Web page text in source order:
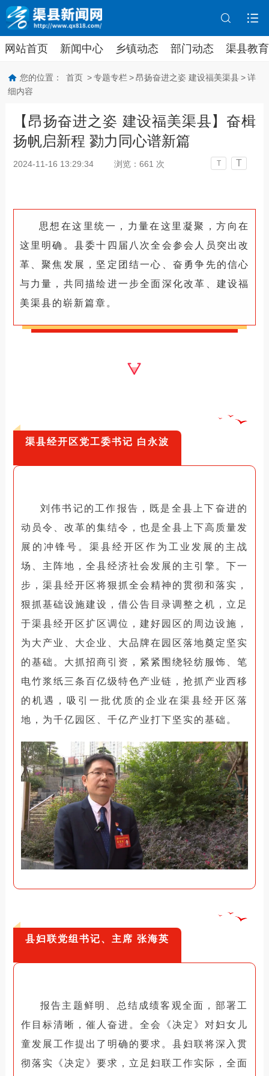
网站首页 新闻中心 乡镇动态 部门动态 渠县教育
您的位置： 首页 > 专题专栏 > 昂扬奋进之姿 建设福美渠县 > 详
细内容
【昂扬奋进之姿 建设福美渠县】奋楫
扬帆启新程 勠力同心谱新篇
2024-11-16 13:29:34 浏览： 661 次 T T
思想在这里统一，力量在这里凝聚，方向在
这里明确。县委十四届八次全会参会人员突出改
革、聚焦发展，坚定团结一心、奋勇争先的信心
与力量，共同描绘进一步全面深化改革、建设福
美渠县的崭新篇章。
渠县经开区党工委书记 白永波
刘伟书记的工作报告，既是全县上下奋进的
动员令、改革的集结令，也是全县上下高质量发
展的冲锋号。 渠县经开区作为工业发展的主战
场、主阵地，全县经济社会发展的主引擎。下一
步，渠县经开区将狠抓全会精神的贯彻和落实，
狠抓基础设施建设，借公告目录调整之机，立足
于渠县经开区扩区调位，建好园区的周边设施，
为大产业、大企业、大品牌在园区落地奠定坚实
的基础。 大抓招商引资，紧紧围绕轻纺服饰、笔
电竹浆纸三条百亿级特色产业链，抢抓产业西移
的机遇，吸引一批优质的企业在渠县经开区落
地，为千亿园区、千亿产业打下坚实的基础。
县妇联党组书记、主席 张海英
报告主题鲜明、总结成绩客观全面，部署工
作目标清晰，催人奋进。全会《决定》对妇女儿
童发展工作提出了明确的要求。县妇联将深入贯
彻落实《决定》要求，立足妇联工作实际，全面